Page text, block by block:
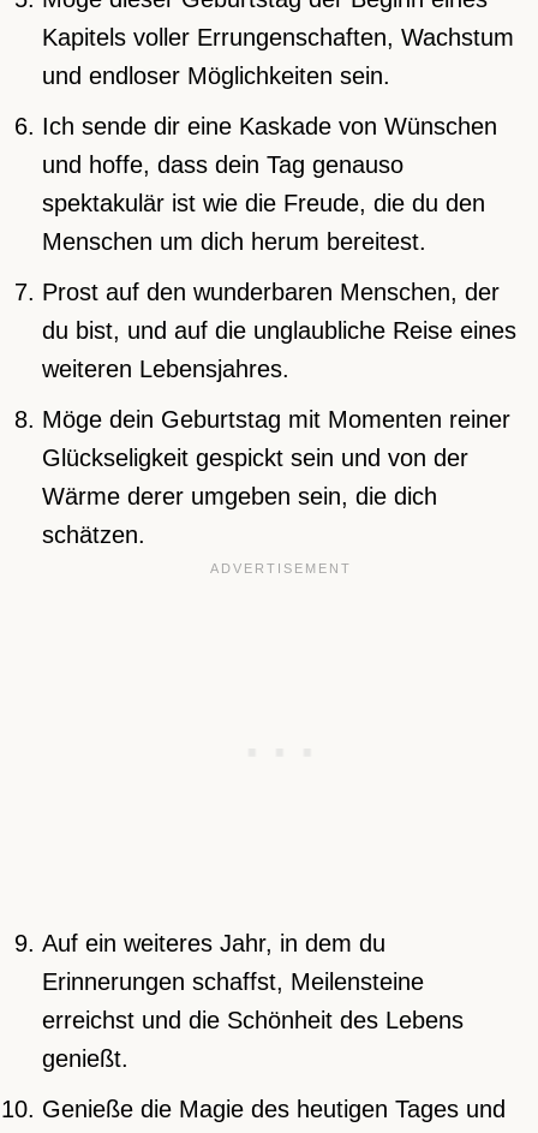
Kapitels voller Errungenschaften, Wachstum
und endloser Möglichkeiten sein.
Ich sende dir eine Kaskade von Wünschen
und hoffe, dass dein Tag genauso
spektakulär ist wie die Freude, die du den
Menschen um dich herum bereitest.
Prost auf den wunderbaren Menschen, der
du bist, und auf die unglaubliche Reise eines
weiteren Lebensjahres.
Möge dein Geburtstag mit Momenten reiner
Glückseligkeit gespickt sein und von der
Wärme derer umgeben sein, die dich
schätzen.
Auf ein weiteres Jahr, in dem du
Erinnerungen schaffst, Meilensteine
erreichst und die Schönheit des Lebens
genießt.
Genieße die Magie des heutigen Tages und